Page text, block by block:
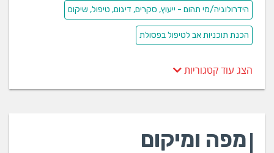
הידרולוגיה/מי תהום - ייעוץ, סקרים, דיגום, טיפול, שיקום
הכנת תוכניות אב לטיפול בפסולת
הצג עוד קטגוריות
מפה ומיקום